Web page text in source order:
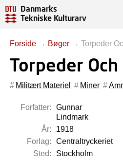
Danmarks
Tekniske Kulturarv
Forside → Bøger → Torpeder
Torpeder
Militært Materiel Miner
Forfatter:
Gunnar
Lindmark
År:
1918
Forlag:
Centraltryckeriet
Sted:
Stockholm